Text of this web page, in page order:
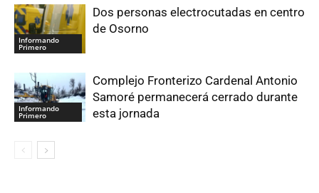
Informando
Primero
Dos personas electrocutadas en centro
de Osorno
Informando
Primero
Complejo Fronterizo Cardenal Antonio
Samoré permanecerá cerrado durante
esta jornada